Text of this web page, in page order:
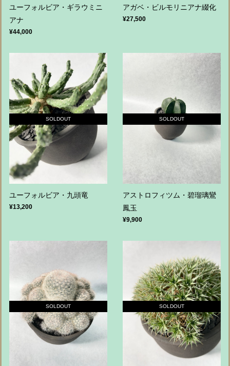
ユーフォルビア・ギラウミニ
アナ
¥44,000
アガベ・ビルモリニアナ綴化
¥27,500
SOLDOUT
ユーフォルビア・九頭竜
¥13,200
SOLDOUT
アストロフィツム・碧瑠璃鸞
鳳玉
¥9,900
SOLDOUT SOLDOUT